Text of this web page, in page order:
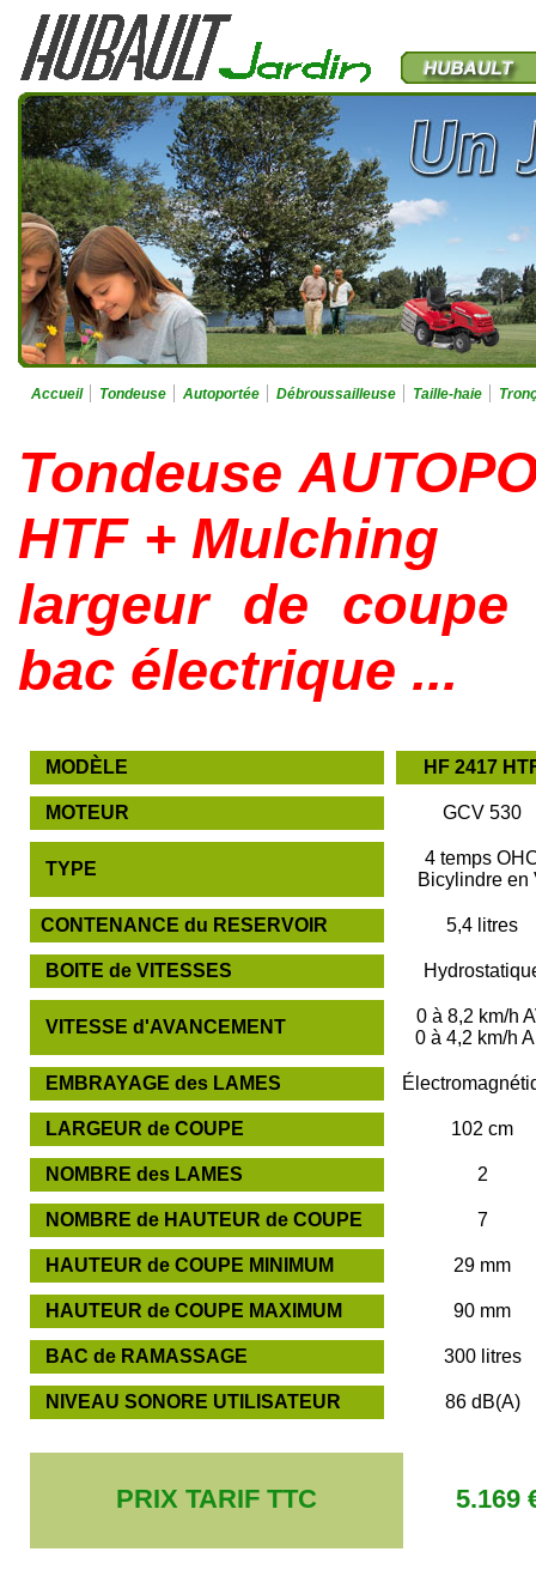
Accueil Tondeuse Autoportée Débroussailleuse Taille-haie
Tondeuse
HTF + Mulching
largeur de coupe
bac électrique ...
MODÈLE HF 2417
MOTEUR GCV 530
TYPE
4 temps
Bicylindre en
CONTENANCE du RESERVOIR 5,4 litres
BOITE de VITESSES
VITESSE d'AVANCEMENT
0 à 8,2 km/h
0 à 4,2 km/h
EMBRAYAGE des LAMES
LARGEUR de COUPE 102 cm
NOMBRE des LAMES 2
NOMBRE de HAUTEUR de COUPE 7
HAUTEUR de COUPE MINIMUM 29 mm
HAUTEUR de COUPE MAXIMUM 90 mm
BAC de RAMASSAGE 300 litres
NIVEAU SONORE UTILISATEUR 86 dB(A)
PRIX TARIF TTC 5.169